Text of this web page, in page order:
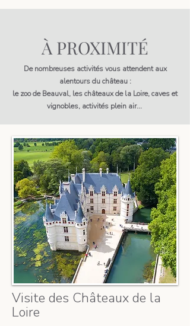
À PROXIMITÉ
De nombreuses activités vous attendent aux
alentours du château :
le zoo de Beauval, les châteaux de la Loire, caves et
vignobles, activités plein air...
Visite des Châteaux de la
Loire